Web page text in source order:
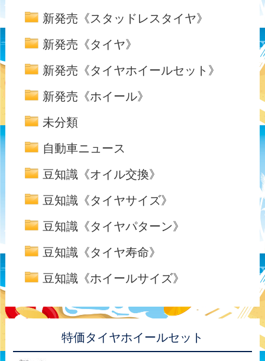
新発売《スタッドレスタイヤ》
新発売《タイヤ》
新発売《タイヤホイールセット》
新発売《ホイール》
未分類
自動車ニュース
豆知識《オイル交換》
豆知識《タイヤサイズ》
豆知識《タイヤパターン》
豆知識《タイヤ寿命》
豆知識《ホイールサイズ》
特価タイヤホイールセット